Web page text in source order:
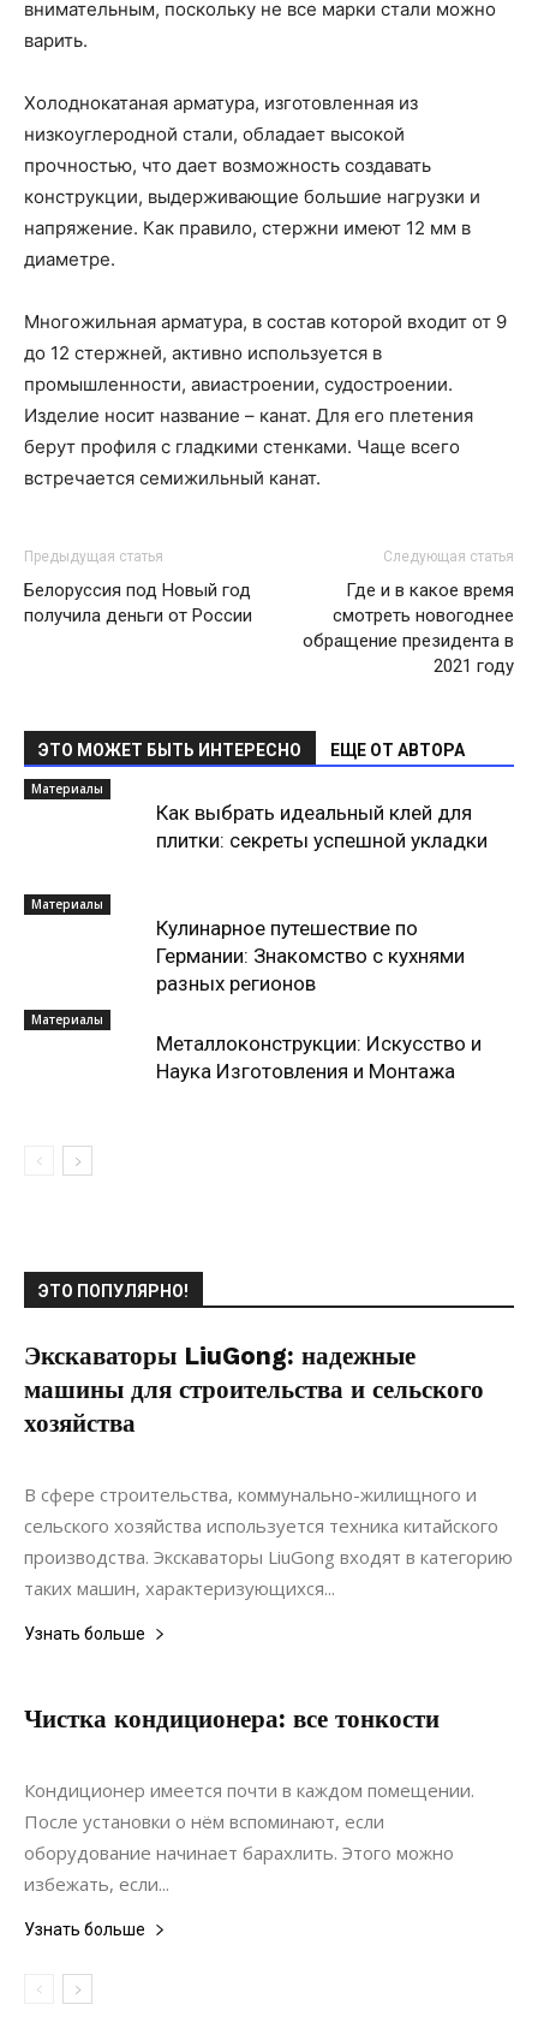
внимательным, поскольку не все марки стали можно
варить.
Холоднокатаная арматура, изготовленная из
низкоуглеродной стали, обладает высокой
прочностью, что дает возможность создавать
конструкции, выдерживающие большие нагрузки и
напряжение. Как правило, стержни имеют 12 мм в
диаметре.
Многожильная арматура, в состав которой входит от 9
до 12 стержней, активно используется в
промышленности, авиастроении, судостроении.
Изделие носит название – канат. Для его плетения
берут профиля с гладкими стенками. Чаще всего
встречается семижильный канат.
Предыдущая статья
Белоруссия под Новый год
получила деньги от России
Следующая статья
Где и в какое время
смотреть новогоднее
обращение президента в
2021 году
ЭТО МОЖЕТ БЫТЬ ИНТЕРЕСНО ЕЩЕ ОТ АВТОРА
Материалы
Как выбрать идеальный клей для
плитки: секреты успешной укладки
Материалы
Кулинарное путешествие по
Германии: Знакомство с кухнями
разных регионов
Материалы
Металлоконструкции: Искусство и
Наука Изготовления и Монтажа
ЭТО ПОПУЛЯРНО!
Экскаваторы LiuGong: надежные
машины для строительства и сельского
хозяйства
22.11.2021
В сфере строительства, коммунально-жилищного и
сельского хозяйства используется техника китайского
производства. Экскаваторы LiuGong входят в категорию
таких машин, характеризующихся...
Узнать больше
Чистка кондиционера: все тонкости
23.04.2022
Кондиционер имеется почти в каждом помещении.
После установки о нём вспоминают, если
оборудование начинает барахлить. Этого можно
избежать, если...
Узнать больше